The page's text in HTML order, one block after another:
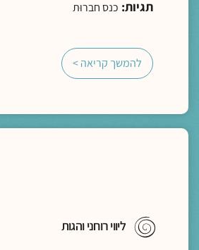
תגיות: כנס חברוּת
להמשך קריאה >
ליווי רוחני והגות